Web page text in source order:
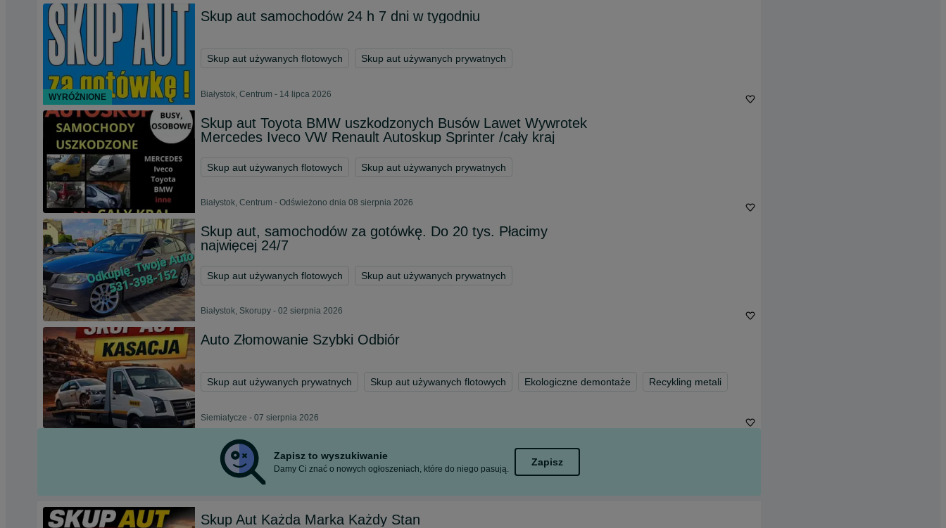
Skup aut samochodów 24 h 7 dni w tygodniu
Skup aut używanych flotowych Skup aut używanych prywatnych
Białystok, Centrum - 14 lipca 2026
Skup aut Toyota BMW uszkodzonych Busów Lawet Wywrotek
Mercedes Iveco VW Renault Autoskup Sprinter /cały kraj
Skup aut używanych flotowych Skup aut używanych prywatnych
Białystok, Centrum - Odświeżono dnia 08 sierpnia 2026
Skup aut, samochodów za gotówkę. Do 20 tys. Płacimy
najwięcej 24/7
Skup aut używanych flotowych Skup aut używanych prywatnych
Białystok, Skorupy - 02 sierpnia 2026
Auto Złomowanie Szybki Odbiór
Skup aut używanych prywatnych Skup aut używanych flotowych Ekologiczne demontaże Recykling metali
Siemiatycze - 07 sierpnia 2026
Zapisz to wyszukiwanie
Damy Ci znać o nowych ogłoszeniach, które do niego pasują.
Zapisz
Skup Aut Każda Marka Każdy Stan
WYRÓŻNIONE